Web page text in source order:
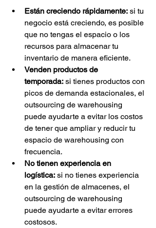
Están creciendo rápidamente: si tu
negocio está creciendo, es posible
que no tengas el espacio o los
recursos para almacenar tu
inventario de manera eficiente.
Venden productos de
temporada: si tienes productos con
picos de demanda estacionales, el
outsourcing de warehousing
puede ayudarte a evitar los costos
de tener que ampliar y reducir tu
espacio de warehousing con
frecuencia.
No tienen experiencia en
logística: si no tienes experiencia
en la gestión de almacenes, el
outsourcing de warehousing
puede ayudarte a evitar errores
costosos.